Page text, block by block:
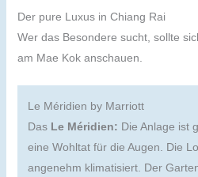
Der pure Luxus in Chiang Rai
Wer das Besondere sucht, sollte
am Mae Kok anschauen.
Le Méridien by Marriott
Das Le Méridien: Die Anlage ist
eine Wohltat für die Augen. Die
angenehm klimatisiert. Der